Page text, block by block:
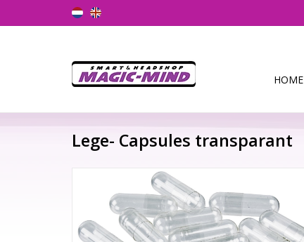
HOME
Lege- Capsules transparant